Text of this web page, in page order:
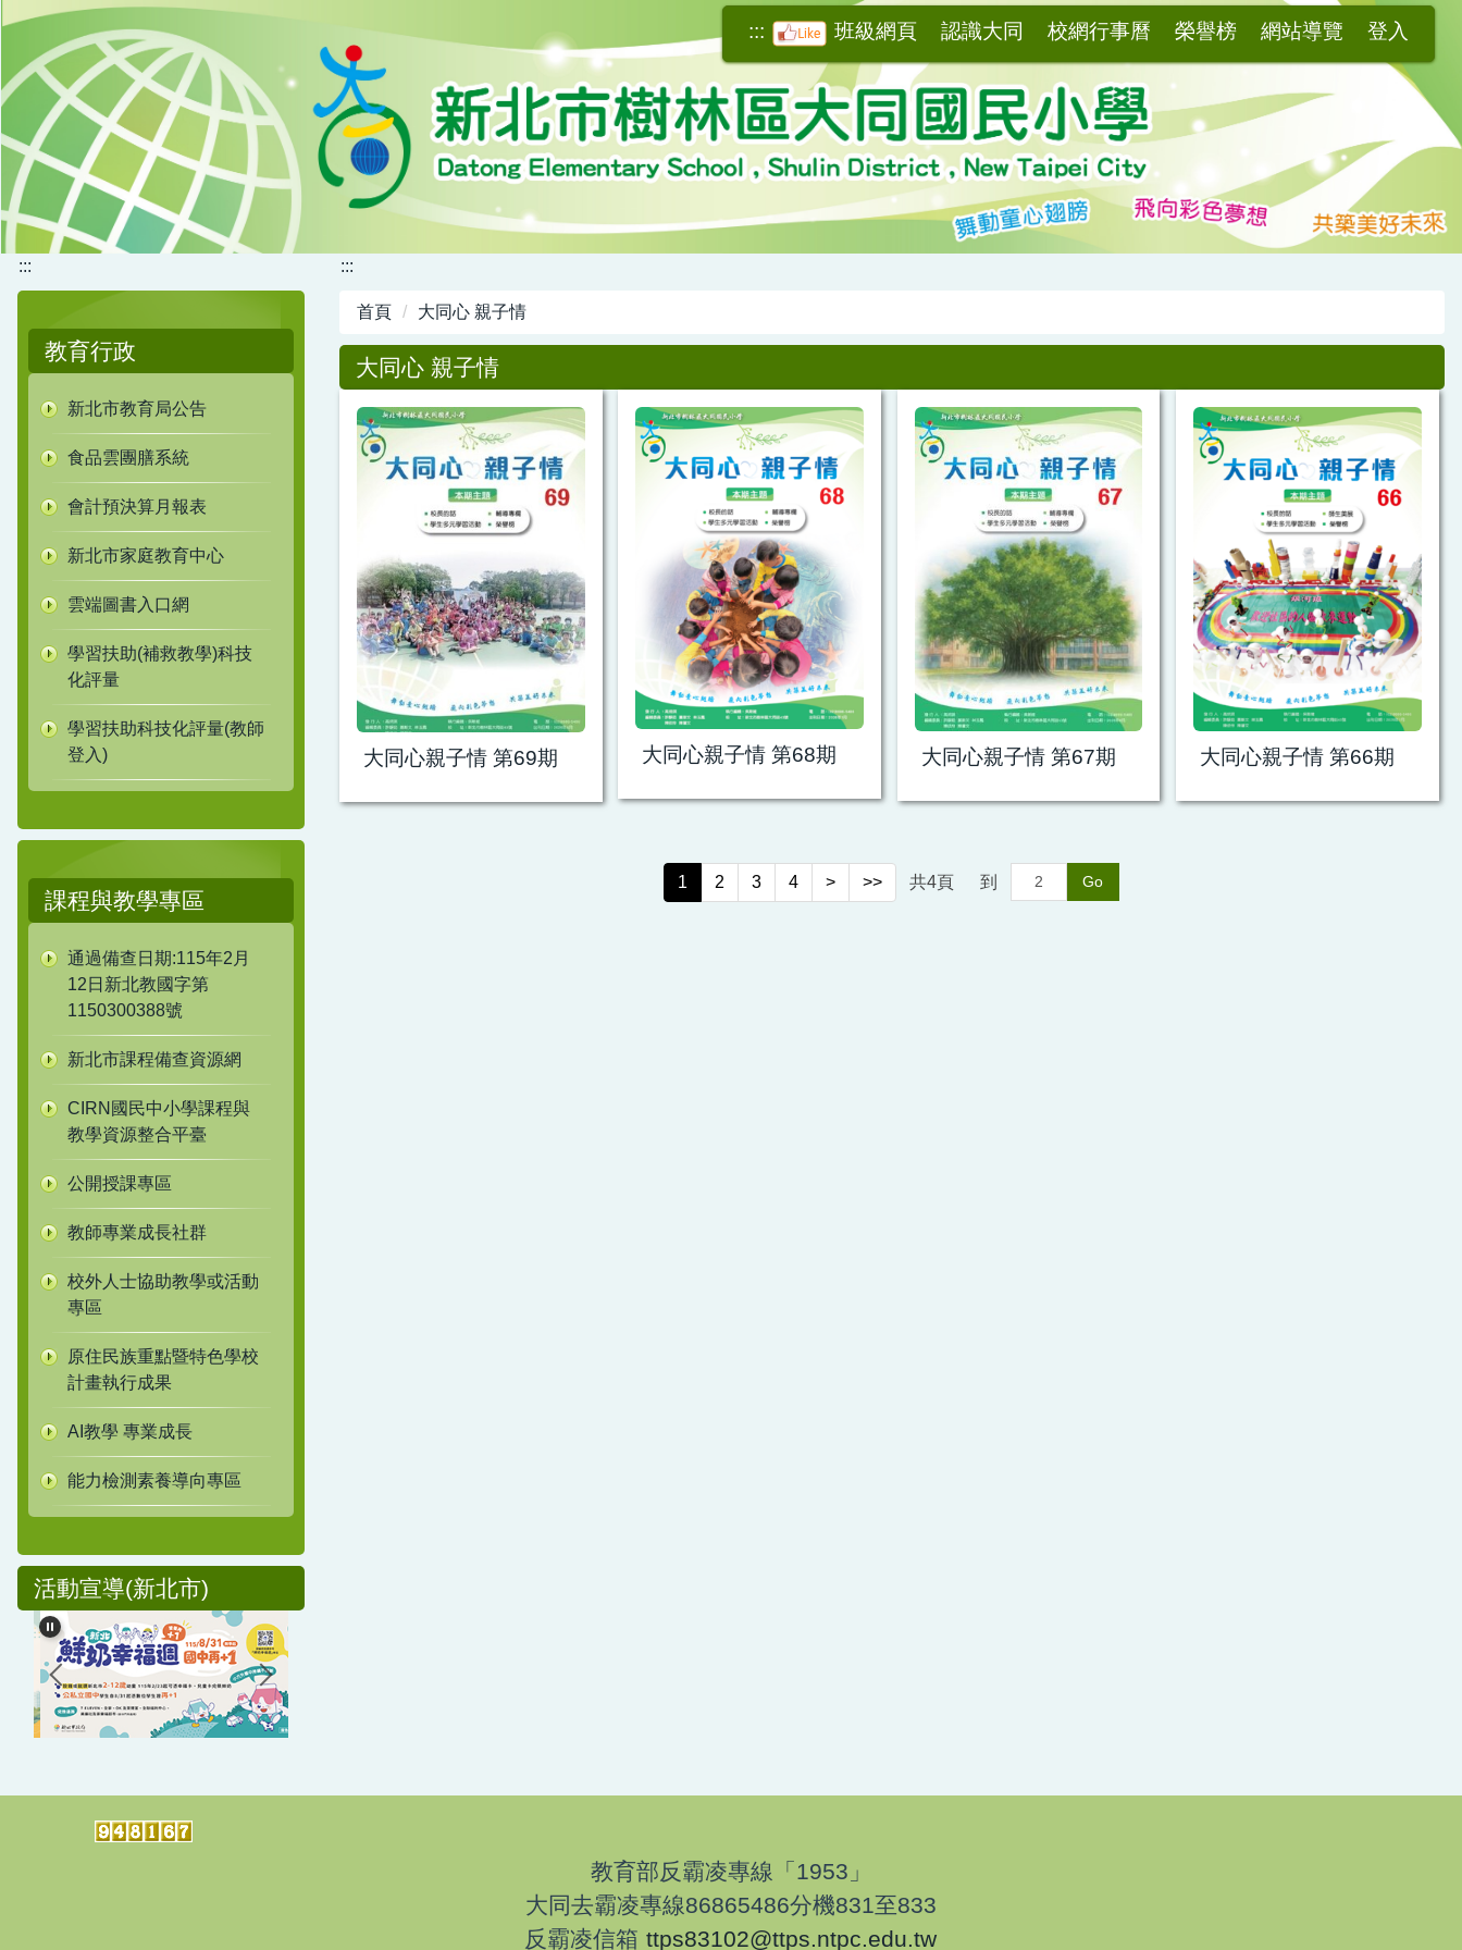
跳
主
要
容
區
::: 班級網頁 認識大同 校網行事曆 榮譽榜 網站導覽 登入
:::
教育行政
新北市教育局公告
食品雲團膳系統
會計預決算月報表
新北市家庭教育中心
雲端圖書入口網
學習扶助(補救教學)科技
化評量
學習扶助科技化評量(教師
登入)
課程與教學專區
通過備查日期:115年2月
12日新北教國字第
1150300388號
新北市課程備查資源網
CIRN國民中小學課程與
教學資源整合平臺
公開授課專區
教師專業成長社群
校外人士協助教學或活動
專區
原住民族重點暨特色學校
計畫執行成果
AI教學 專業成長
能力檢測素養導向專區
活動宣導(新北市)
:::
首頁 大同心 親子情
大同心 親子情
大同心親子情 第69期 大同心親子情 第68期 大同心親子情 第67期 大同心親子情 第66期
1 2 3 4 > >> 共4頁 到 Go
教育部反霸凌專線「1953」
大同去霸凌專線86865486分機831至833
反霸凌信箱 ttps83102@ttps.ntpc.edu.tw